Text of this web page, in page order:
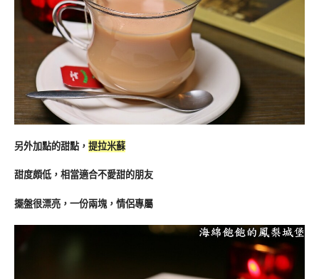
另外加點的甜點， 提拉米蘇
甜度頗低，相當適合不愛甜的朋友
擺盤很漂亮，一份兩塊，情侶專屬